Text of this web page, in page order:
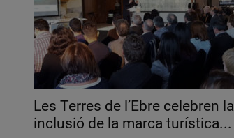
Les Terres de l’Ebre celebren la
inclusió de la marca turística...